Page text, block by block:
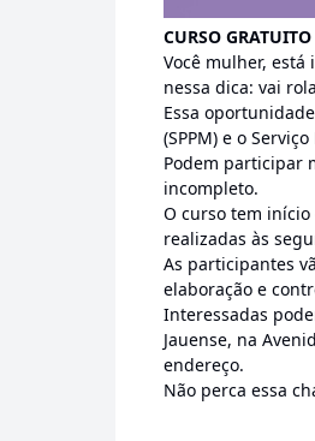
CURSO
Você mulher,
nessa dica: vai
Essa
(SPPM) e o
Podem participar
incompleto.
O curso tem
realizadas às
As participantes
elaboração e
Interessadas
Jauense, na
endereço.
Não perca essa